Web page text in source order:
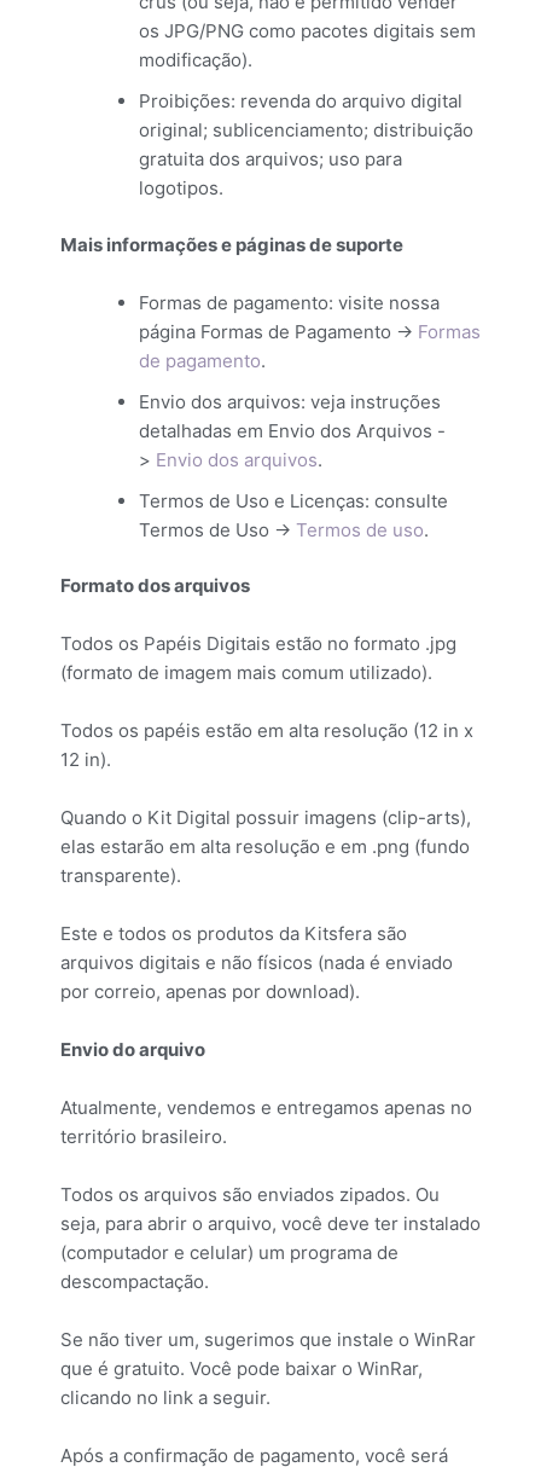
os JPG/PNG como pacotes digitais sem
modificação).
Proibições: revenda do arquivo digital
original; sublicenciamento; distribuição
gratuita dos arquivos; uso para
logotipos.
Mais informações e páginas de suporte
Formas de pagamento: visite nossa
página Formas de Pagamento -> Formas
de pagamento.
Envio dos arquivos: veja instruções
detalhadas em Envio dos Arquivos -
> Envio dos arquivos.
Termos de Uso e Licenças: consulte
Termos de Uso -> Termos de uso.
Formato dos arquivos
Todos os Papéis Digitais estão no formato .jpg
(formato de imagem mais comum utilizado).
Todos os papéis estão em alta resolução (12 in x
12 in).
Quando o Kit Digital possuir imagens (clip-arts),
elas estarão em alta resolução e em .png (fundo
transparente).
Este e todos os produtos da Kitsfera são
arquivos digitais e não físicos (nada é enviado
por correio, apenas por download).
Envio do arquivo
Atualmente, vendemos e entregamos apenas no
território brasileiro.
Todos os arquivos são enviados zipados. Ou
seja, para abrir o arquivo, você deve ter instalado
(computador e celular) um programa de
descompactação.
Se não tiver um, sugerimos que instale o WinRar
que é gratuito. Você pode baixar o WinRar,
clicando no link a seguir.
Após a confirmação de pagamento, você será